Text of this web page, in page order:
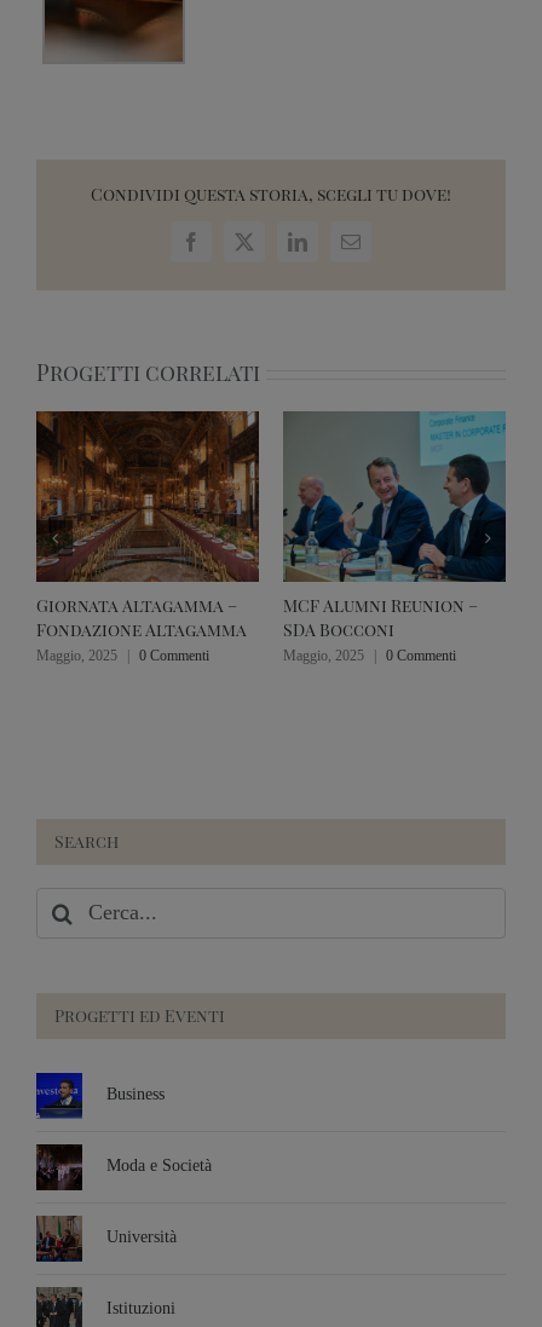
Condividi questa storia, scegli tu dove!
Facebook
X LinkedInEmail
Progetti correlati
Giornata Altagamma –
Fondazione Altagamma
Maggio, 2025 | 0 Commenti
MCF Alumni Reunion –
SDA Bocconi
Maggio, 2025 | 0 Commenti
Search
per:
Progetti ed Eventi
Business
Moda e Società
Università
Istituzioni